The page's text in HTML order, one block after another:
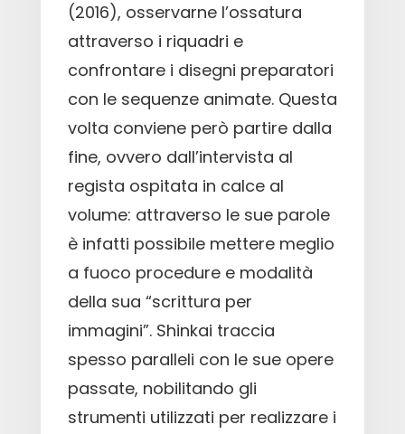
(2016), osservarne l’ossatura
attraverso i riquadri e
confrontare i disegni preparatori
con le sequenze animate. Questa
volta conviene però partire dalla
fine, ovvero dall’intervista al
regista ospitata in calce al
volume: attraverso le sue parole
è infatti possibile mettere meglio
a fuoco procedure e modalità
della sua “scrittura per
immagini”. Shinkai traccia
spesso paralleli con le sue opere
passate, nobilitando gli
strumenti utilizzati per realizzare i